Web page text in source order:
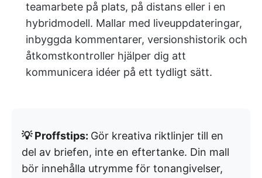
teamarbete på plats, på distans eller i en
hybridmodell. Mallar med liveuppdateringar,
inbyggda kommentarer, versionshistorik och
åtkomstkontroller hjälper dig att
kommunicera idéer på ett tydligt sätt.
💡 Proffstips: Gör kreativa riktlinjer till en
del av briefen, inte en eftertanke. Din mall
bör innehålla utrymme för tonangivelser,